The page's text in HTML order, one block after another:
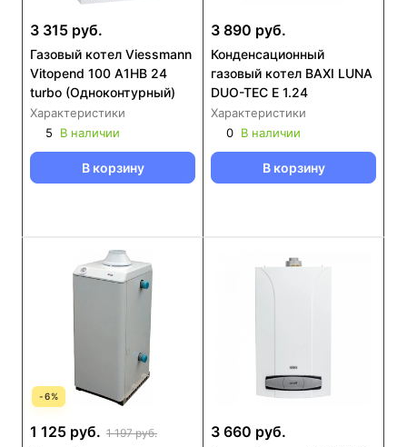
3 315 руб.
Газовый котел Viessmann
Vitopend 100 A1HB 24
turbo (Одноконтурный)
Характеристики
5
В наличии
В корзину
3 890 руб.
Конденсационный
газовый котел BAXI LUNA
DUO-TEC E 1.24
Характеристики
0 В наличии
В корзину
-6%
1 125 руб. 1 197 руб. 3 660 руб.